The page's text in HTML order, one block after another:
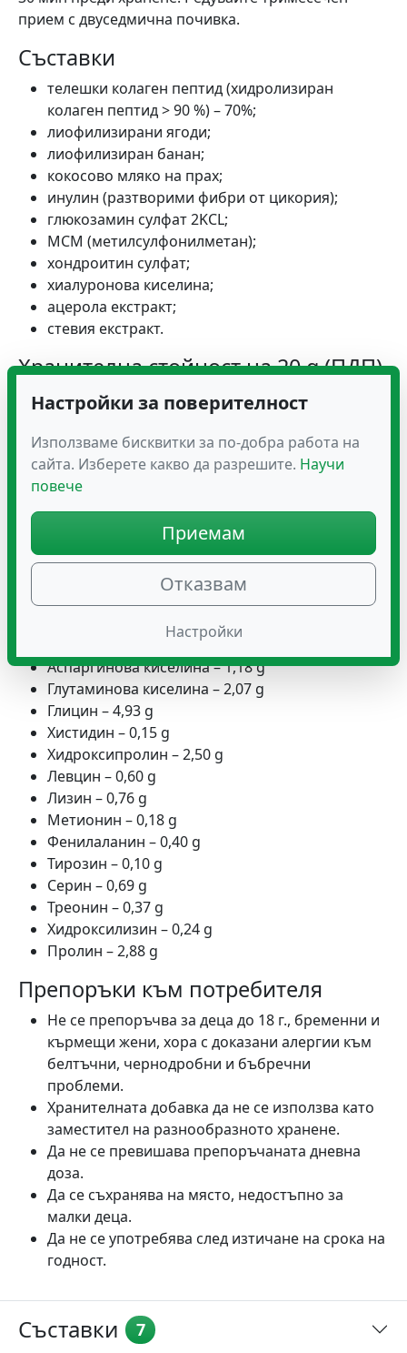
прием с двуседмична почивка.
Съставки
телешки колаген пептид (хидролизиран
колаген пептид > 90 %) – 70%;
лиофилизирани ягоди;
лиофилизиран банан;
кокосово мляко на прах;
инулин (разтворими фибри от цикория);
глюкозамин сулфат 2KCL;
МСМ (метилсулфонилметан);
хондроитин сулфат;
хиалуронова киселина;
ацерола екстракт;
стевия екстракт.
Хранителна стойност на 20 g (ПДП)
Енергийност – 269 kJ / 64 kcal
Белтъчини: > 13 g
Мазнини: 0,23 g, от които:
– наситени мастни киселини: 0,2 g
Въглехидрати: 2,28 g, от които:
– захари: 0,94 g
Аминокиселинен профил за 20 g
(ПДП)
Аспаргинова киселина – 1,18 g
Глутаминова киселина – 2,07 g
Глицин – 4,93 g
Хистидин – 0,15 g
Хидроксипролин – 2,50 g
Левцин – 0,60 g
Лизин – 0,76 g
Метионин – 0,18 g
Фенилаланин – 0,40 g
Тирозин – 0,10 g
Серин – 0,69 g
Треонин – 0,37 g
Хидроксилизин – 0,24 g
Пролин – 2,88 g
Препоръки към потребителя
Не се препоръчва за деца до 18 г., бременни и
кърмещи жени, хора с доказани алергии към
белтъчни, чернодробни и бъбречни
проблеми.
Хранителната добавка да не се използва като
заместител на разнообразното хранене.
Да не се превишава препоръчаната дневна
доза.
Да се съхранява на място, недостъпно за
малки деца.
Да не се употребява след изтичане на срока на
годност.
Съставки 7
Настройки за поверителност
Използваме бисквитки за по-добра работа на
сайта. Изберете какво да разрешите. Научи
повече
Приемам
Отказвам
Настройки